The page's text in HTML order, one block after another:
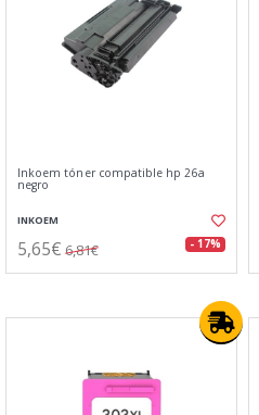
Inkoem tóner compatible hp 26a
negro
INKOEM
5,65€ 6,81€ - 17%